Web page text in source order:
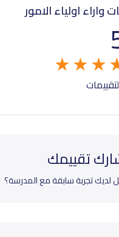
واراء اولياء الامور
تقييمك
لديك تجربة سابقة مع المدرسة؟